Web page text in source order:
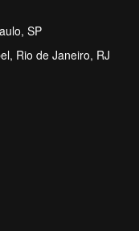
SP
Rio de Janeiro, RJ